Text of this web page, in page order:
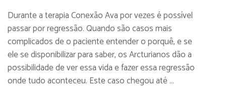
Durante a terapia Conexão Ava por vezes é possível
passar por regressão. Quando são casos mais
complicados de o paciente entender o porquê, e se
ele se disponibilizar para saber, os Arcturianos dão a
possibilidade de ver essa vida e fazer essa regressão
onde tudo aconteceu. Este caso chegou até …